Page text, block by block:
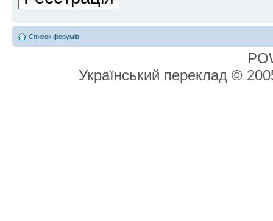
Список форумів
Український переклад ©